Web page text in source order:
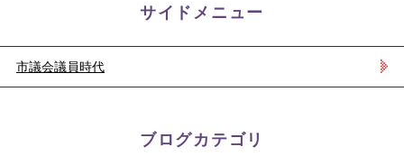
サイドメニュー
市議会議員時代
ブログカテゴリ